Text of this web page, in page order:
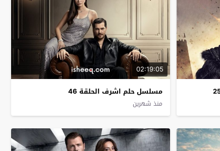
02:19:05
مسلسل حلم اشرف الحلقة 46
منذ شهرين